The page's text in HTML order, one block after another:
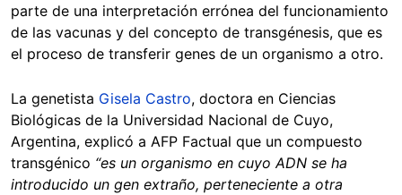
parte de una interpretación errónea del funcionamiento
de las vacunas y del concepto de transgénesis, que es
el proceso de transferir genes de un organismo a otro.
La genetista Gisela Castro, doctora en Ciencias
Biológicas de la Universidad Nacional de Cuyo,
Argentina, explicó a AFP Factual que un compuesto
transgénico “es un organismo en cuyo ADN se ha
introducido un gen extraño, perteneciente a otra